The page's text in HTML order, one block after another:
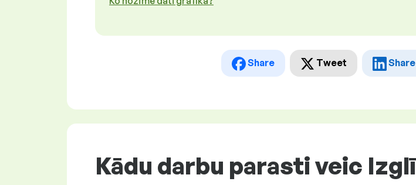
Share Tweet Share
Kādu darbu parasti veic